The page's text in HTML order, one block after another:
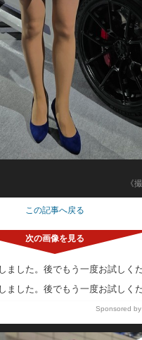
《
この記事へ戻る
ました。後でもう一度お試しくだ
ました。後でもう一度お試しくだ
Sponsored by